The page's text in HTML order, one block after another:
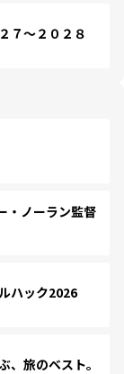
～２０２８
・ノーラン監督
ハック2026
旅のベスト。